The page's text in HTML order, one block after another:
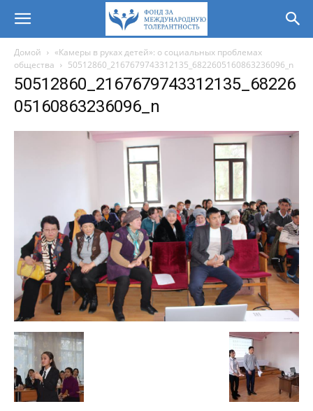
Домой
«Камеры в руках детей»: о социальных проблемах
общества
50512860_2167679743312135_6822605160863236096_n
50512860_2167679743312135_68226
05160863236096_n